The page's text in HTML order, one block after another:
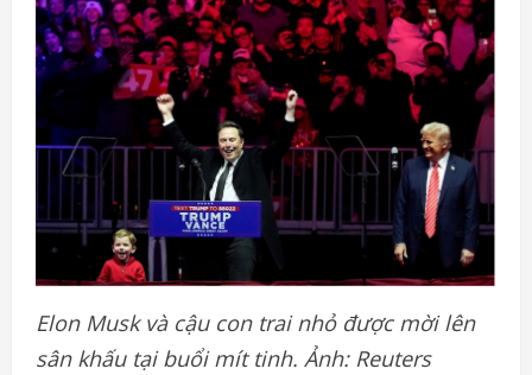
Elon Musk và cậu con trai nhỏ được mời lên
sân khấu tại buổi mít tinh. Ảnh: Reuters